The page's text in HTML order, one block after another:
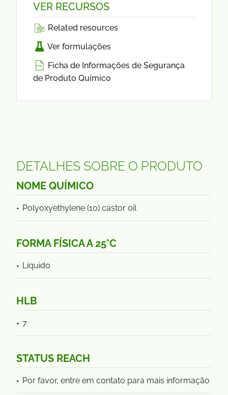
VER RECURSOS
Related resources
Ver formulações
Ficha de Informações de Segurança
de Produto Químico
DETALHES SOBRE O PRODUTO
NOME QUÍMICO
Polyoxyethylene (10) castor oil
FORMA FÍSICA A 25°C
Líquido
HLB
7
STATUS REACH
Por favor, entre em contato para mais informação